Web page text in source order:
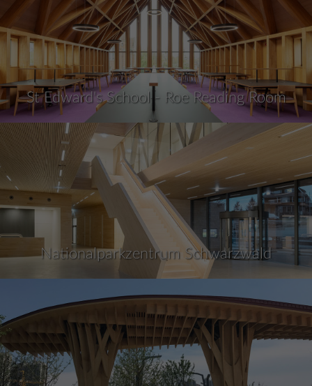
St Edward's School - Roe Reading Room
Nationalparkzentrum Schwarzwald